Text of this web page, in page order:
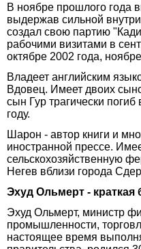
В ноябре прошлого года
выдержав сильной
создал свою партию
рабочими визитами в
октябре 2002 года,
Владеет английским
Вдовец. Имеет двоих
сын Гур трагически
году.
Шарон - автор книги и
иностранной прессе.
сельскохозяйственную
Негев вблизи города
Эхуд Ольмерт - краткая
Эхуд Ольмерт, министр
промышленности,
настоящее время